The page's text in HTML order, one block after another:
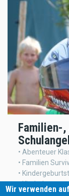
Familien-,
• Abenteuer
• Familien
•
•
Wir verwenden